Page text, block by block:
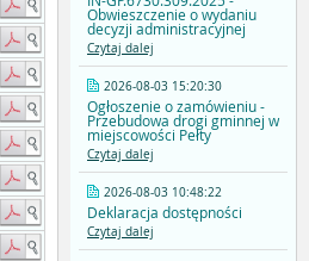
Obwieszczenie o wydaniu
decyzji administracyjnej
Czytaj dalej
2026-08-03 15:20:30
Ogłoszenie o zamówieniu -
Przebudowa drogi gminnej w
miejscowości Pełty
Czytaj dalej
2026-08-03 10:48:22
Deklaracja dostępności
Czytaj dalej